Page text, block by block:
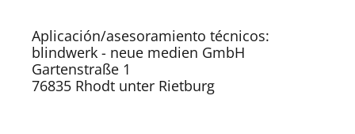
Aplicación/asesoramiento técnicos:
blindwerk - neue medien GmbH
Gartenstraße 1
76835 Rhodt unter Rietburg